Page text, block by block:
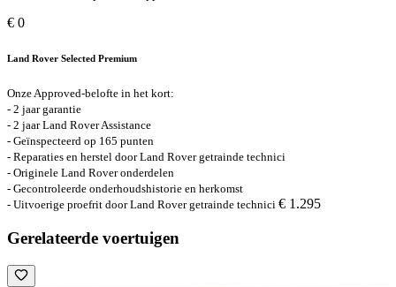
€ 0
Land Rover Selected Premium
Onze Approved-belofte in het kort:
- 2 jaar garantie
- 2 jaar Land Rover Assistance
- Geïnspecteerd op 165 punten
- Reparaties en herstel door Land Rover getrainde technici
- Originele Land Rover onderdelen
- Gecontroleerde onderhoudshistorie en herkomst
- Uitvoerige proefrit door Land Rover getrainde technici € 1.295
Gerelateerde voertuigen